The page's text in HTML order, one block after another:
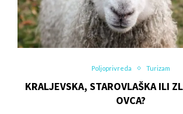
Poljoprivreda Turizam
KRALJEVSKA, STAROVLAŠKA ILI
OVCA?